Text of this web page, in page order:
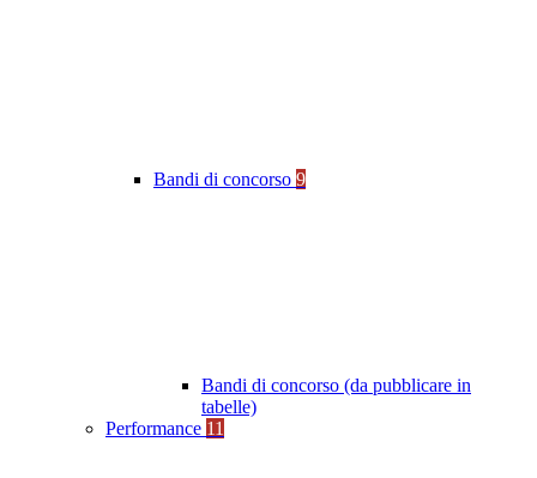
Bandi di concorso 9
Bandi di concorso (da pubblicare in
tabelle)
Performance 11